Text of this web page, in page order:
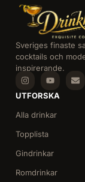
Sveriges finaste
cocktails och
inspirerande.
UTFORSKA
Alla drinkar
Topplista
Gindrinkar
Romdrinkar